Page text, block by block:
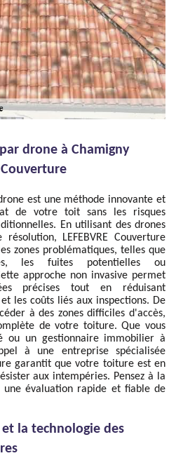
drone à Chamigny
Couverture
est une méthode innovante et
de votre toit sans les risques
En utilisant des drones
LEFEBVRE Couverture
zones problématiques, telles que
les fuites potentielles ou
approche non invasive permet
précises tout en réduisant
les coûts liés aux inspections. De
à des zones difficiles d'accès,
de votre toiture. Que vous
ou un gestionnaire immobilier à
à une entreprise spécialisée
garantit que votre toiture est en
aux intempéries. Pensez à la
évaluation rapide et fiable de
et la technologie des